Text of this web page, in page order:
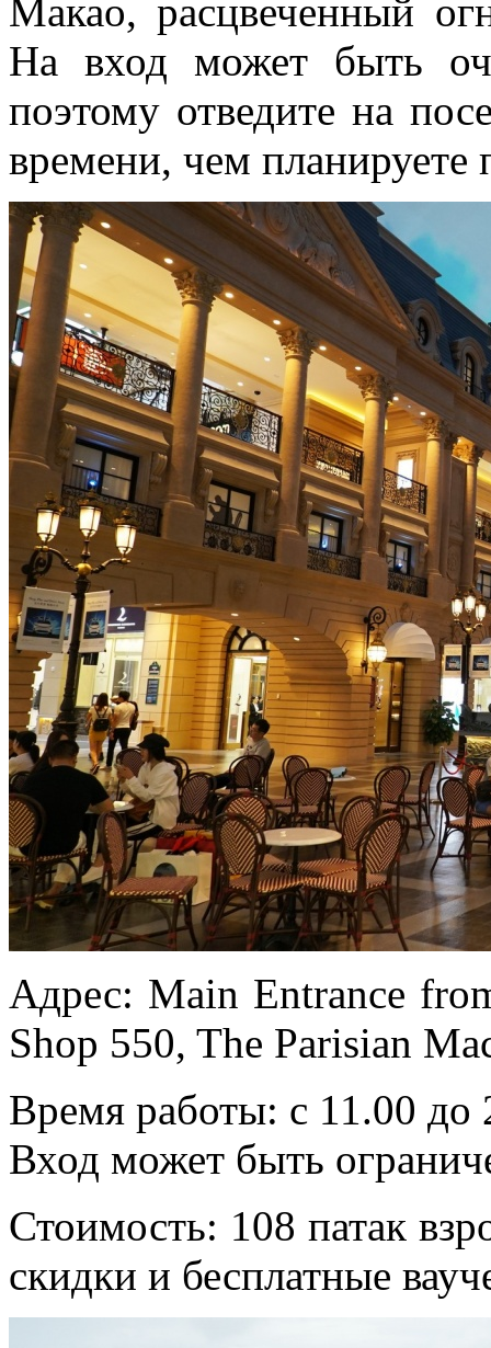
Макао, расцвеченный
На вход может быть
поэтому отведите на
времени, чем
Адрес: Main Entrance
Shop 550, The Parisian
Время работы: с 11.00 до
Вход может быть
Стоимость: 108 патак
скидки и бесплатные